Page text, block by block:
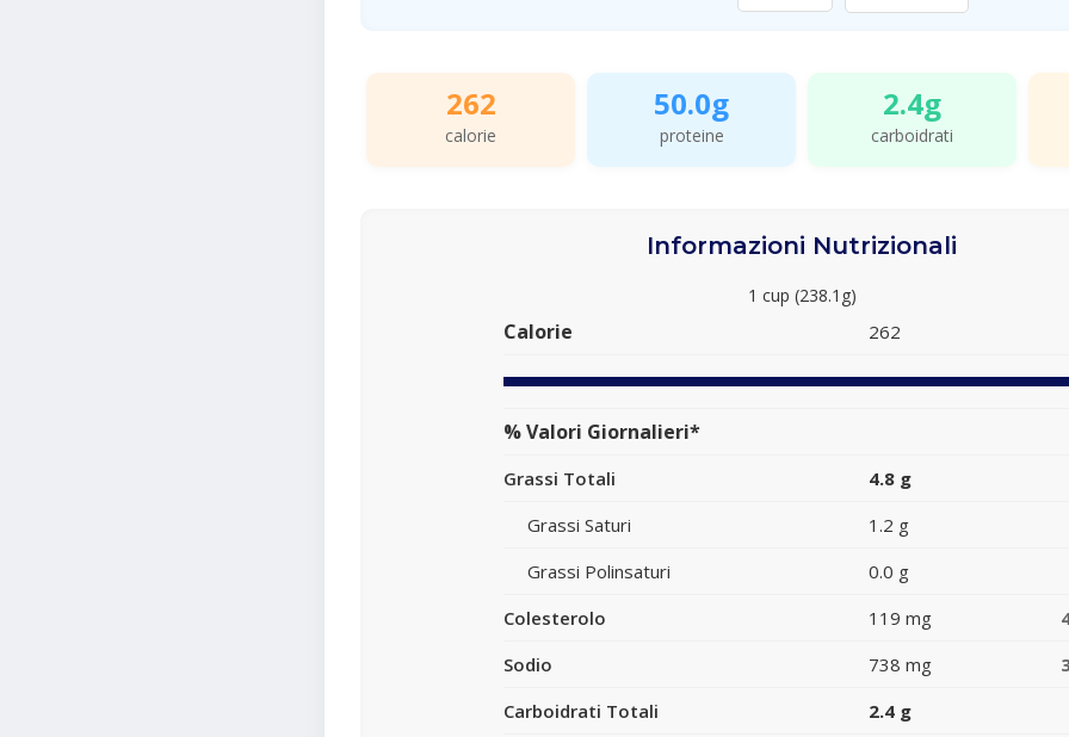
262
calorie
50.0g
proteine
2.4g
carboidrati
Informazioni Nutrizionali
1 cup (238.1g)
Calorie 262
% Valori Giornalieri*
Grassi Totali
4.8 g
Grassi Saturi
1.2 g
Grassi Polinsaturi
0.0 g
Colesterolo
119 mg
Sodio
738 mg
Carboidrati Totali
2.4 g